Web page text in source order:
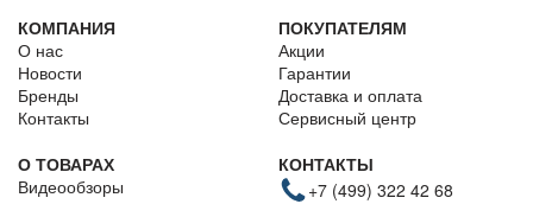
КОМПАНИЯ
О нас
Новости
Бренды
Контакты
ПОКУПАТЕЛЯМ
Акции
Гарантии
Доставка и оплата
Сервисный центр
О ТОВАРАХ
Видеообзоры
КОНТАКТЫ
+7 (499) 322 42 68